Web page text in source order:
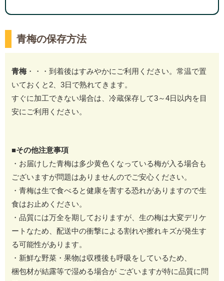
青梅の保存方法
青梅・・・到着後はすみやかにご利用ください。常温で置
いておくと2、3日で熟れてきます。
すぐに加工できない場合は、冷蔵保存して3～4日以内を目
安にご利用ください。
■その他注意事項
・お届けした青梅は多少黄色くなっている梅が入る場合も
ございますが問題はありませんのでご安心ください。
・青梅は生で食べると健康を害する恐れがありますので生
食はお止めください。
・品質には万全を期しておりますが、生の梅は大変デリケ
ートなため、配送中の衝撃による割れや擦れキズが発生す
る可能性があります。
・新鮮な野菜・果物は収穫後も呼吸をしているため、
梱包材が結露等で湿める場合が ございますが特に品質に問